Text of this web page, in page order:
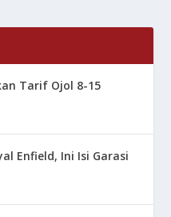
Tarif Ojol 8-15
Enfield, Ini Isi Garasi